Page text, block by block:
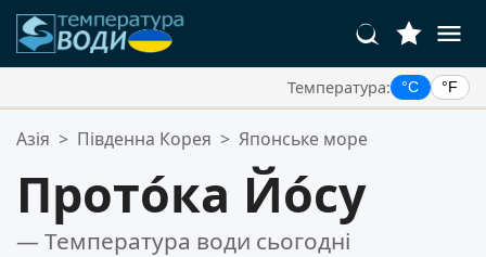
Температура: °C °F
Ваші Улюблені Місця:
Ваш список обраного порожній.
Азія > Південна Корея > Японське море
Прото́ка Йо́су
— Температура води сьогодні